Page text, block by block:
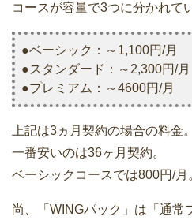
コースが容量で3つに分かれて
●ベーシック：～1,100円/月
●スタンダード：～2,300円/月
●プレミアム：～4600円/月
上記は3ヵ月契約の場合の料金。
一番安いのは36ヶ月契約。
ベーシックコースでは800円/月
尚、「WINGパック」は「通常